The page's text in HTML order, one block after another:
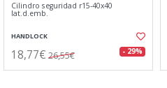
Cilindro seguridad r15-40x40
lat.d.emb.
HANDLOCK
18,77€ 26,55€ - 29%